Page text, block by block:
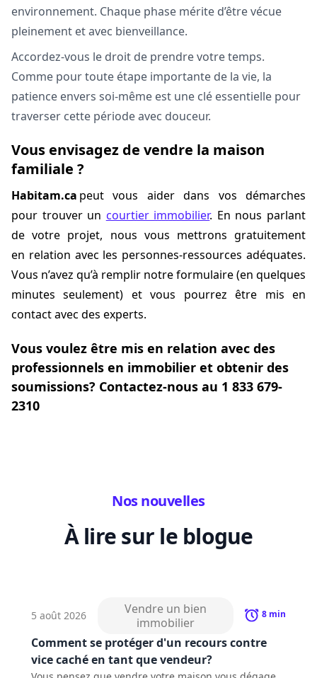
environnement. Chaque phase mérite d’être vécue
pleinement et avec bienveillance.
Accordez-vous le droit de prendre votre temps.
Comme pour toute étape importante de la vie, la
patience envers soi-même est une clé essentielle pour
traverser cette période avec douceur.
Vous envisagez de vendre la maison
familiale ?
Habitam.ca peut vous aider dans vos démarches
pour trouver un courtier immobilier. En nous parlant
de votre projet, nous vous mettrons gratuitement
en relation avec les personnes-ressources adéquates.
Vous n’avez qu’à remplir notre formulaire (en quelques
minutes seulement) et vous pourrez être mis en
contact avec des experts.
Vous voulez être mis en relation avec des
professionnels en immobilier et obtenir des
soumissions? Contactez-nous au 1 833 679-
2310
Nos nouvelles
À lire sur le blogue
5 août 2026
Vendre un bien
immobilier
8 min
Comment se protéger d'un recours contre
vice caché en tant que vendeur?